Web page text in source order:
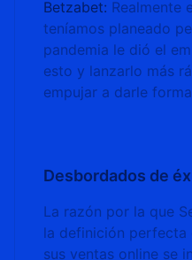
Betzabet: Realmente
teníamos planeado
pandemia le dió el
esto y lanzarlo más
empujar a darle
Desbordados de
La razón por la que
la definición perfecta
sus ventas online se